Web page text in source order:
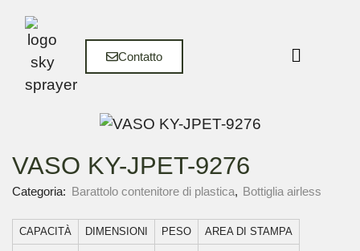
Contatto
VASO KY-JPET-9276
Categoria: Barattolo contenitore di plastica, Bottiglia airless
CAPACITÀ DIMENSIONI PESO AREA DI STAMPA